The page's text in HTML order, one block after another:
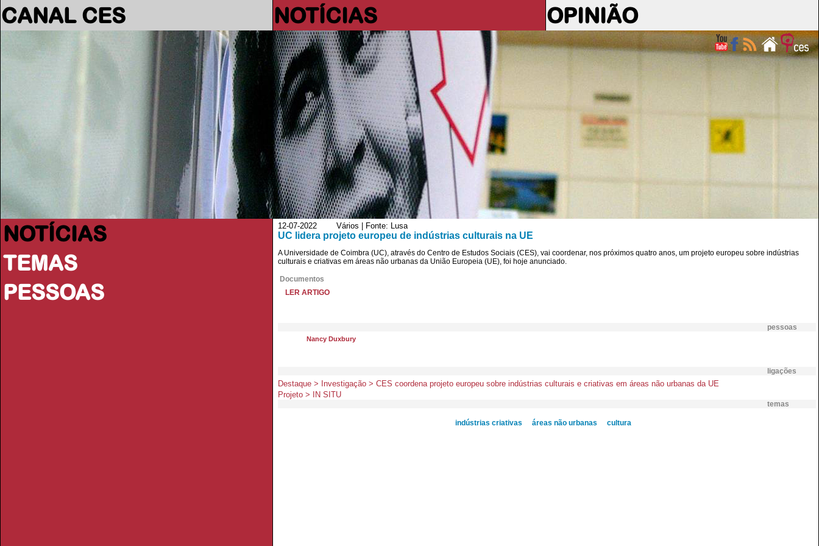
CANAL CES NOTÍCIAS OPINIÃO
NOTÍCIAS
TEMAS
PESSOAS
12-07-2022 Vários | Fonte: Lusa
UC lidera projeto europeu de indústrias culturais na UE
A Universidade de Coimbra (UC), através do Centro de Estudos Sociais (CES), vai coordenar, nos próximos quatro anos, um projeto europeu sobre indústrias
culturais e criativas em áreas não urbanas da União Europeia (UE), foi hoje anunciado.
Documentos
LER ARTIGO
pessoas
Nancy Duxbury
ligações
Destaque > Investigação > CES coordena projeto europeu sobre indústrias culturais e criativas em áreas não urbanas da UE
Projeto > IN SITU
temas
indústrias criativas áreas não urbanas cultura